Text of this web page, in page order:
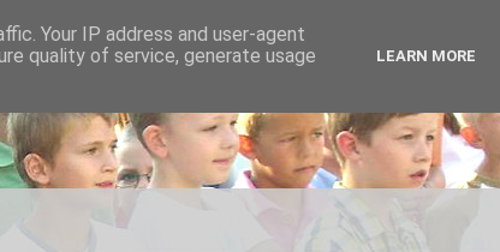
Your IP address and user-agent
quality of service, generate usage
LEARN MORE